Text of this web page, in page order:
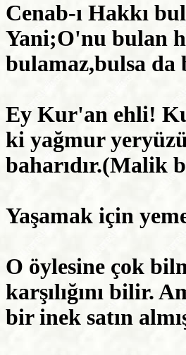
Cenab-ı Hakkı
Yani;O'nu bulan
bulamaz,bulsa da
Ey Kur'an ehli!
ki yağmur
baharıdır.(Malik
Yaşamak için
O öylesine çok
karşılığını bilir.
bir inek satın